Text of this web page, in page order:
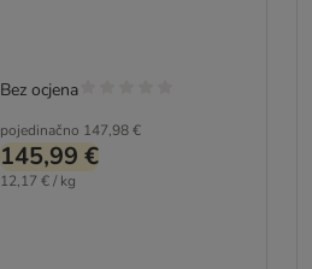
pojedinačno 147,98 €
145,99 €
12,17 € / kg
Bez ocjena